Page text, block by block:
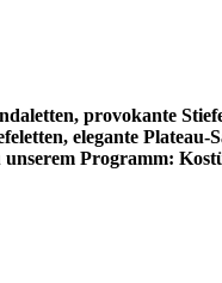
provokante
elegante
Programm: